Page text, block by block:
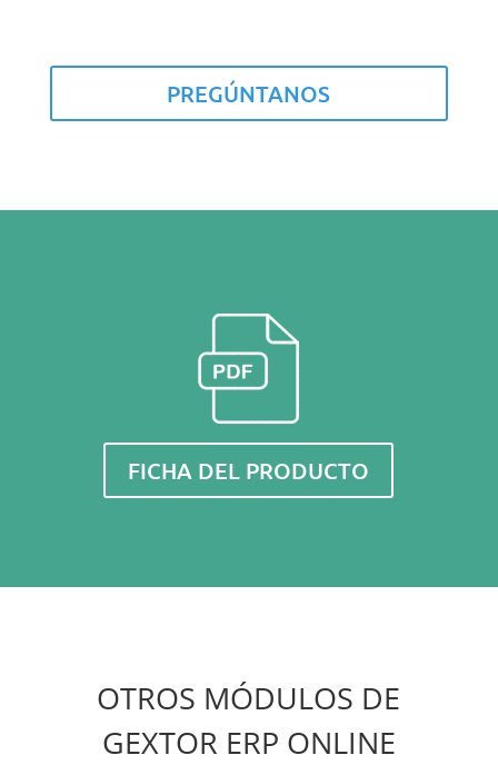
PREGÚNTANOS
FICHA DEL PRODUCTO
OTROS MÓDULOS DE
GEXTOR ERP ONLINE